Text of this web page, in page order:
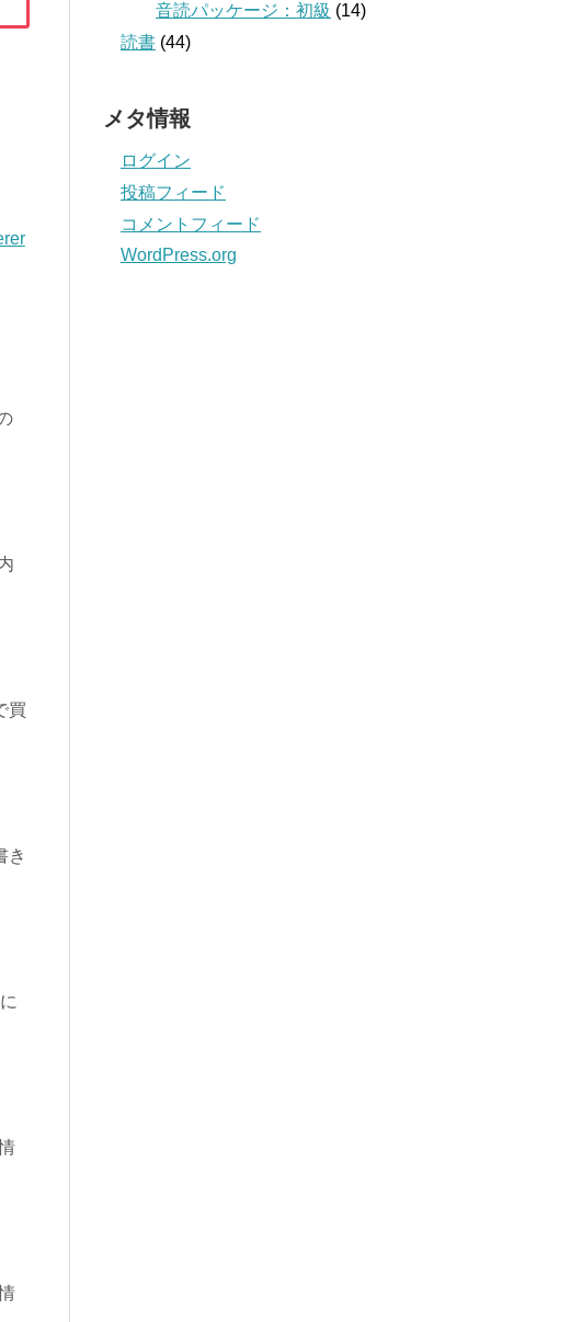
買
き
音読パッケージ：初級 (14)
読書 (44)
メタ情報
ログイン
投稿フィード
コメントフィード
WordPress.org